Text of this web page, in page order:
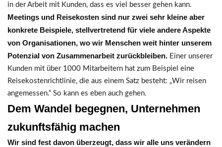
in der Arbeit mit Kunden, dass es viel besser gehen kann.
Meetings und Reisekosten sind nur zwei sehr kleine aber
konkrete Beispiele, stellvertretend für viele andere Aspekte
von Organisationen, wo wir Menschen weit hinter unserem
Potenzial von Zusammenarbeit zurückbleiben. Einer unserer
Kunden mit über 1000 Mitarbeitern hat zum Beispiel eine
Reisekostenrichtlinie, die aus einem Satz besteht: „Wir reisen
angemessen.“ So kann es eben auch gehen.
Dem Wandel begegnen, Unternehmen
zukunftsfähig machen
Wir sind fest davon überzeugt, dass wir alle uns verändern